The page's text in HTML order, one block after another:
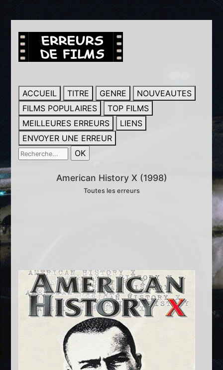
ACCUEIL TITRE GENRE
NOUVEAUTES
FILMS POPULAIRES
TOP FILMS
MEILLEURES ERREURS
LIENS
ENVOYER UNE ERREUR
American History X (1998)
Toutes les erreurs